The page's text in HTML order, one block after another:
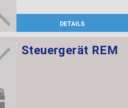
DETAILS
Steuergerät REM